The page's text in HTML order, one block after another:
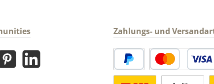
LinkedIn
Zahlungs- und
PayPal Kredit- oder